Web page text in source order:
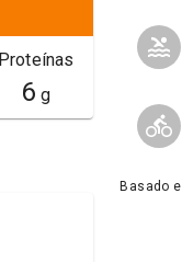
Proteínas
6 g
Basado